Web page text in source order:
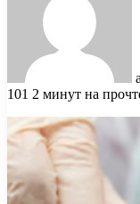
101 2 минут на